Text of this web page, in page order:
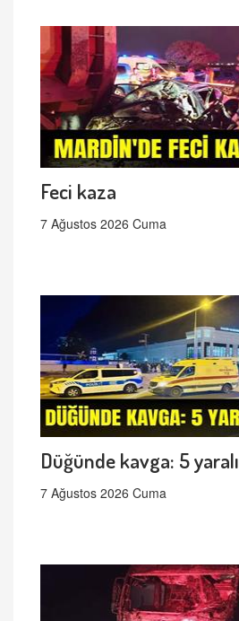
Feci kaza
7 Ağustos 2026 Cuma
Düğünde kavga: 5 yaralı
7 Ağustos 2026 Cuma